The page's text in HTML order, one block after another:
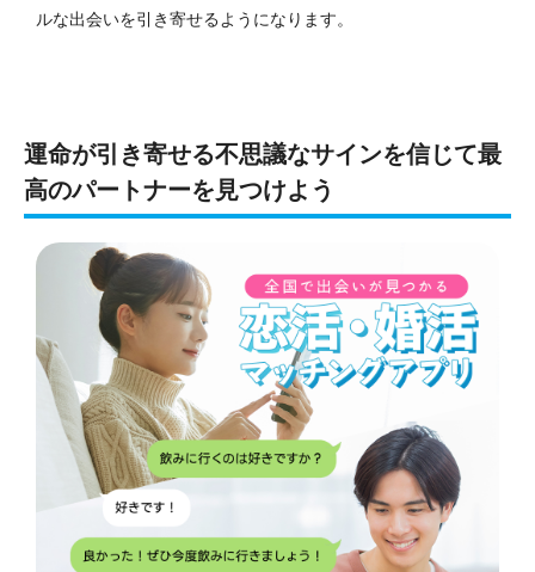
ルな出会いを引き寄せるようになります。
運命が引き寄せる不思議なサインを信じて最
高のパートナーを見つけよう